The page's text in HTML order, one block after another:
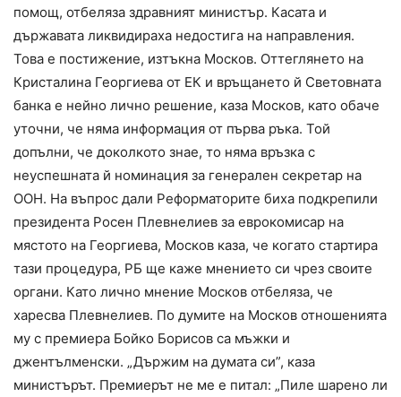
помощ, отбеляза здравният министър. Касата и
държавата ликвидираха недостига на направления.
Това е постижение, изтъкна Москов. Оттеглянето на
Кристалина Георгиева от ЕК и връщането й Световната
банка е нейно лично решение, каза Москов, като обаче
уточни, че няма информация от първа ръка. Той
допълни, че доколкото знае, то няма връзка с
неуспешната й номинация за генерален секретар на
ООН. На въпрос дали Реформаторите биха подкрепили
президента Росен Плевнелиев за еврокомисар на
мястото на Георгиева, Москов каза, че когато стартира
тази процедура, РБ ще каже мнението си чрез своите
органи. Като лично мнение Москов отбеляза, че
харесва Плевнелиев. По думите на Москов отношенията
му с премиера Бойко Борисов са мъжки и
джентълменски. „Държим на думата си”, каза
министърът. Премиерът не ме е питал: „Пиле шарено ли